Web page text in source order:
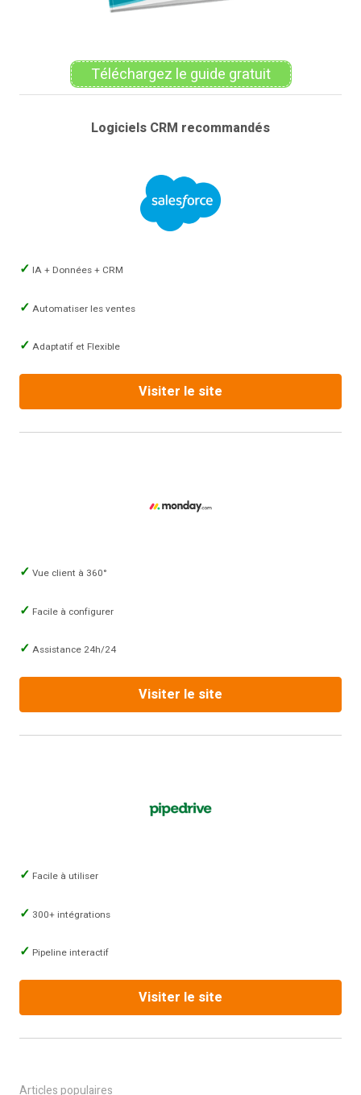
Téléchargez le guide gratuit
Logiciels CRM recommandés
IA + Données + CRM
Automatiser les ventes
Adaptatif et Flexible
Visiter le site
Vue client à 360°
Facile à configurer
Assistance 24h/24
Visiter le site
Facile à utiliser
300+ intégrations
Pipeline interactif
Visiter le site
Articles populaires